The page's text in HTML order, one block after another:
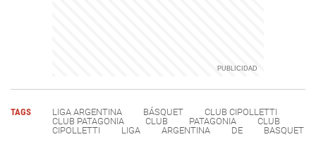
TAGS LIGA ARGENTINA BÁSQUET
CLUB CIPOLLETTI
CLUB PATAGONIA
CLUB PATAGONIA
CLUB
CIPOLLETTI
LIGA ARGENTINA DE BASQUET